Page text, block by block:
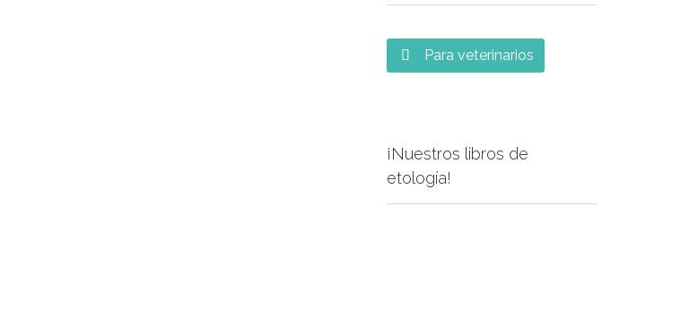
 Para veterinarios
¡Nuestros libros de
etología!